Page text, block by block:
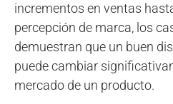
incrementos en ventas
percepción de marca, los
demuestran que un buen
puede cambiar
mercado de un producto.